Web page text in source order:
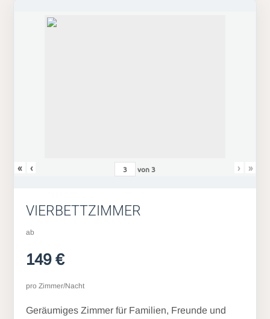
« ‹ von3 › »
VIERBETTZIMMER
ab
149 €
pro Zimmer/Nacht
Geräumiges Zimmer für Familien, Freunde und